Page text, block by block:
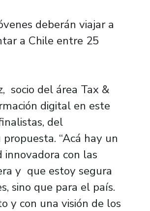
deberán viajar a
a Chile entre 25
socio del área Tax &
digital en este
del
“Acá hay un
con las
y que estoy segura
sino que para el país.
y con una visión de los